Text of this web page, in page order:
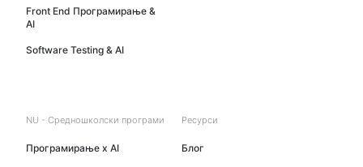
Front End Програмирање &
AI
Software Testing & AI
NU - Средношколски програми​
Програмирање x AI
Ресурси
Блог